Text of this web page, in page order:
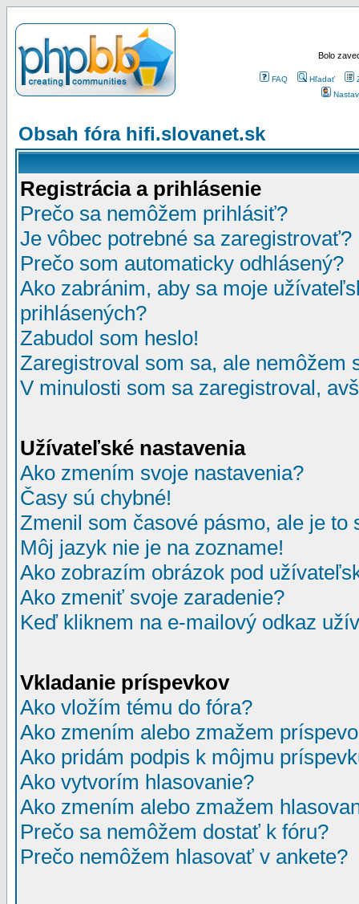
Bolo
FAQ Hľadať
Obsah fóra hifi.slovanet.sk
Registrácia a prihlásenie
Prečo sa nemôžem prihlásiť?
Je vôbec potrebné sa zaregistrovať?
Prečo som automaticky odhlásený?
Ako zabránim, aby sa moje
prihlásených?
Zabudol som heslo!
Zaregistroval som sa, ale nemôžem
V minulosti som sa zaregistroval,
Užívateľské nastavenia
Ako zmením svoje nastavenia?
Časy sú chybné!
Zmenil som časové pásmo, ale je to
Môj jazyk nie je na zozname!
Ako zobrazím obrázok pod
Ako zmeniť svoje zaradenie?
Keď kliknem na e-mailový odkaz
Vkladanie príspevkov
Ako vložím tému do fóra?
Ako zmením alebo zmažem
Ako pridám podpis k môjmu
Ako vytvorím hlasovanie?
Ako zmením alebo zmažem
Prečo sa nemôžem dostať k fóru?
Prečo nemôžem hlasovať v ankete?